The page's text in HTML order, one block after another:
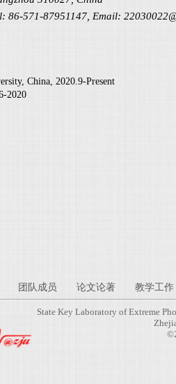
86-571-87951147, Email:
China, 2020.9-Present
2020
团队成员 论文论著 教学工作
State Key Laboratory of Extreme